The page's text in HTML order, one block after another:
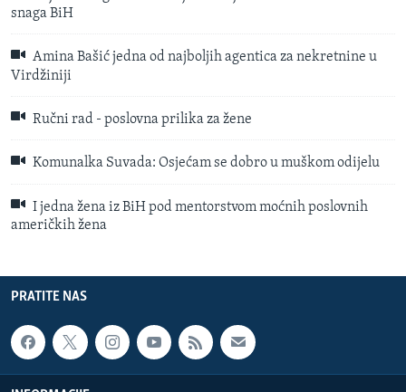
snaga BiH
Amina Bašić jedna od najboljih agentica za nekretnine u
Virdžiniji
Ručni rad - poslovna prilika za žene
Komunalka Suvada: Osjećam se dobro u muškom odijelu
I jedna žena iz BiH pod mentorstvom moćnih poslovnih
američkih žena
PRATITE NAS